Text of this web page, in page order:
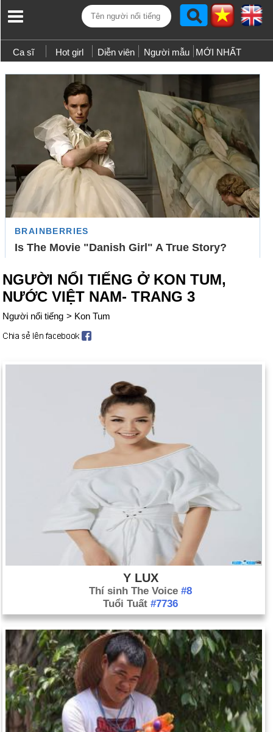
Ca sĩ Hot girl Diễn viên Người mẫu MỚI NHẤT
NGƯỜI NỔI TIẾNG Ở KON TUM,
NƯỚC VIỆT NAM- TRANG 3
Người nổi tiếng > Kon Tum
Y LUX
Thí sinh The Voice #8
Tuổi Tuất #7736